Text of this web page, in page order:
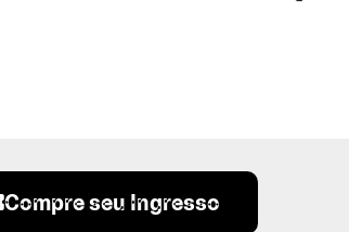
Compre seu Ingresso